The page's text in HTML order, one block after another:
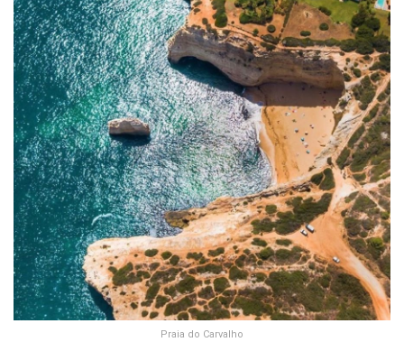
Praia do Carvalho